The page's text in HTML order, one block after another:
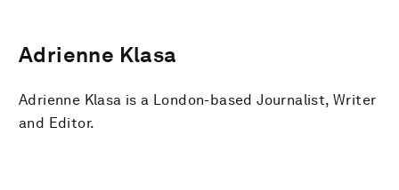
Adrienne Klasa
Adrienne Klasa is a London-based Journalist, Writer
and Editor.